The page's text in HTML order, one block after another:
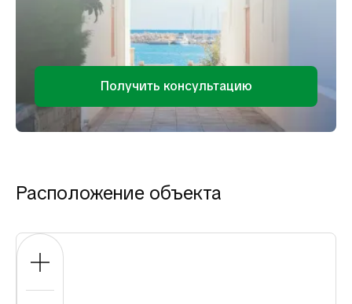
Получить консультацию
Расположение объекта